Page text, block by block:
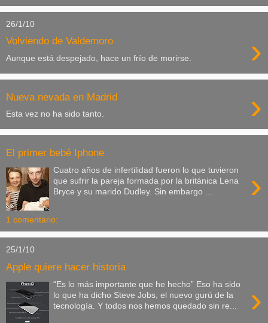
26/1/10
Volviendo de Valdemoro ›
Aunque está despejado, hace un frío de morirse.
Nueva nevada en Madrid ›
Esta vez no ha sido tanto.
El primer bebé Iphone
›
Cuatro años de infertilidad fueron lo que tuvieron
que sufrir la pareja formada por la británica Lena
Bryce y su marido Dudley. Sin embargo ...
1 comentario:
25/1/10
Apple quiere hacer historia
›
“Es lo más importante que he hecho” Eso ha sido
lo que ha dicho Steve Jobs, el nuevo gurú de la
tecnología. Y todos nos hemos quedado sin re...